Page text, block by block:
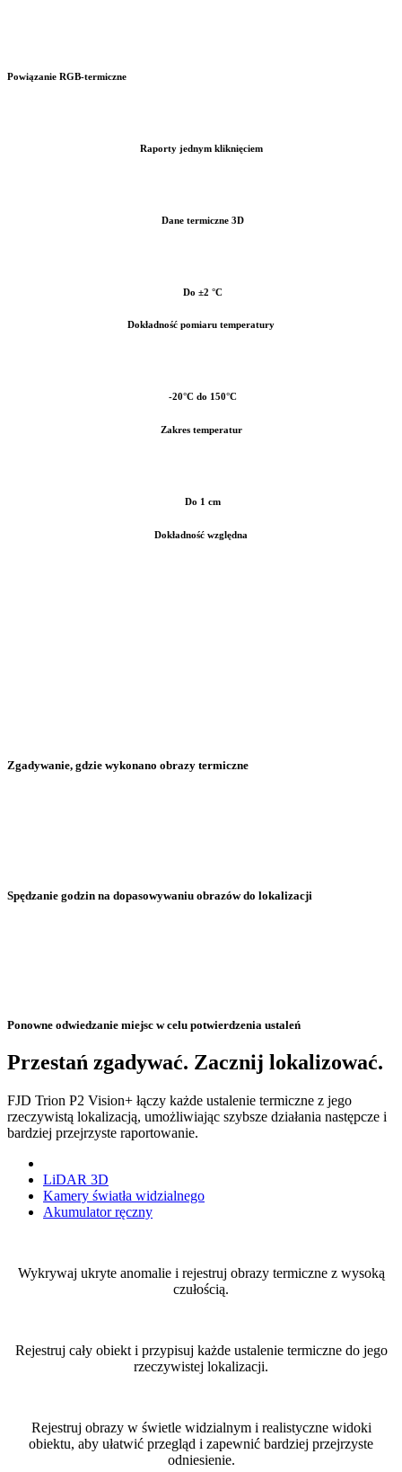
Powiązanie RGB-termiczne
Raporty jednym kliknięciem
Dane termiczne 3D
Do ±2 °C
Dokładność pomiaru temperatury
-20°C do 150°C
Zakres temperatur
Do 1 cm
Dokładność względna
Zgadywanie, gdzie wykonano obrazy termiczne
Spędzanie godzin na dopasowywaniu obrazów do lokalizacji
Ponowne odwiedzanie miejsc w celu potwierdzenia ustaleń
Przestań zgadywać. Zacznij lokalizować.
FJD Trion P2 Vision+ łączy każde ustalenie termiczne z jego
rzeczywistą lokalizacją, umożliwiając szybsze działania następcze i
bardziej przejrzyste raportowanie.
LiDAR 3D
Kamery światła widzialnego
Akumulator ręczny
Wykrywaj ukryte anomalie i rejestruj obrazy termiczne z wysoką
czułością.
Rejestruj cały obiekt i przypisuj każde ustalenie termiczne do jego
rzeczywistej lokalizacji.
Rejestruj obrazy w świetle widzialnym i realistyczne widoki
obiektu, aby ułatwić przegląd i zapewnić bardziej przejrzyste
odniesienie.